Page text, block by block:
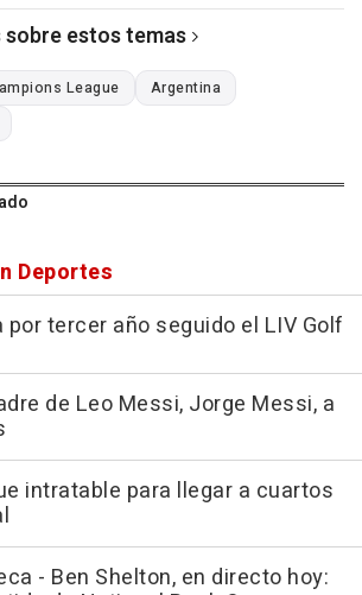
estos temas
League
Argentina
Deportes
por tercer año seguido el LIV Golf
de Leo Messi, Jorge Messi, a
intratable para llegar a cuartos
- Ben Shelton, en directo hoy: